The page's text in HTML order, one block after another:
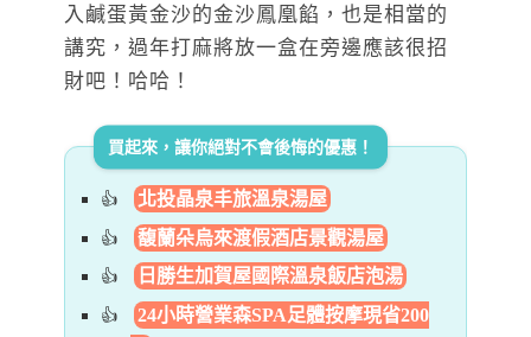
入鹹蛋黃金沙的金沙鳳凰餡，也是相當的
講究，過年打麻將放一盒在旁邊應該很招
財吧！哈哈！
買起來，讓你絕對不會後悔的優惠！
北投晶泉丰旅溫泉湯屋
馥蘭朵烏來渡假酒店景觀湯屋
日勝生加賀屋國際溫泉飯店泡湯
24小時營業森SPA足體按摩現省200